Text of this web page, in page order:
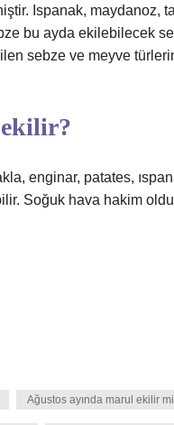
Ispanak, maydanoz,
bu ayda ekilebilecek
sebze ve meyve
ekilir?
enginar, patates,
Soğuk hava hakim
Ağustos ayında marul ekilir mi